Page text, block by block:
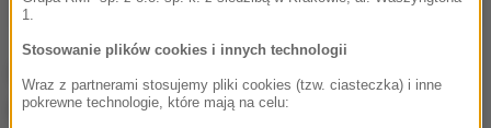
Dziś miejsce to będzie oglądał biegły do spraw
pożarnictwa.
1.
Stosowanie plików cookies i innych technologii
Wraz z partnerami stosujemy pliki cookies (tzw. ciasteczka) i inne
pokrewne technologie, które mają na celu: